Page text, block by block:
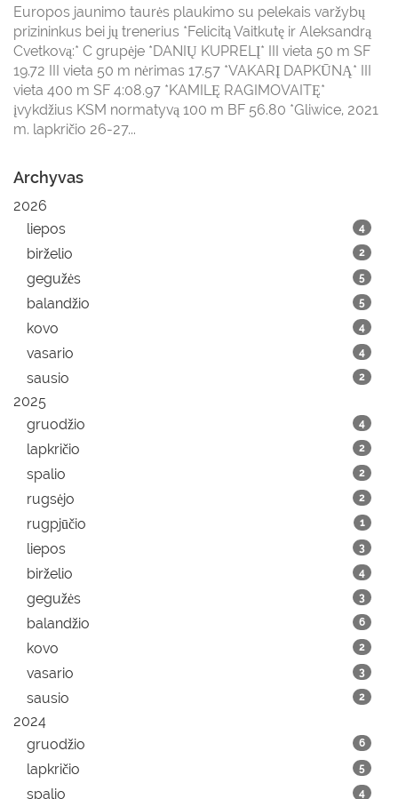
Europos jaunimo taurės plaukimo su pelekais varžybų
prizininkus bei jų trenerius *Felicitą Vaitkutę ir Aleksandrą
Cvetkovą:* C grupėje *DANIŲ KUPRELĮ* III vieta 50 m SF
19.72 III vieta 50 m nėrimas 17.57 *VAKARĮ DAPKŪNĄ* III
vieta 400 m SF 4:08.97 *KAMILĘ RAGIMOVAITĘ*
įvykdžius KSM normatyvą 100 m BF 56.80 *Gliwice, 2021
m. lapkričio 26-27...
Archyvas
2026
liepos
4
birželio 2
gegužės 5
balandžio 5
kovo 4
vasario 4
sausio 2
2025
gruodžio
4
lapkričio 2
spalio 2
rugsėjo 2
rugpjūčio 1
liepos 3
birželio 4
gegužės 3
balandžio 6
kovo 2
vasario 3
sausio 2
2024
gruodžio
6
lapkričio 5
spalio 4